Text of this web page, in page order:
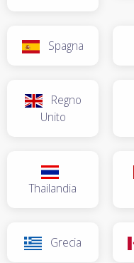
Spagna
Regno
Unito
Thailandia
Grecia